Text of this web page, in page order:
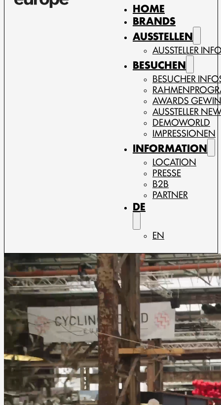
HOME
BRANDS
AUSSTELLEN
AUSSTELLER
BESUCHEN
BESUCHER
AWARDS
AUSSTELLER
DEMOWORLD
IMPRESSIONEN
INFORMATION
LOCATION
PRESSE
B2B
PARTNER
DE
EN